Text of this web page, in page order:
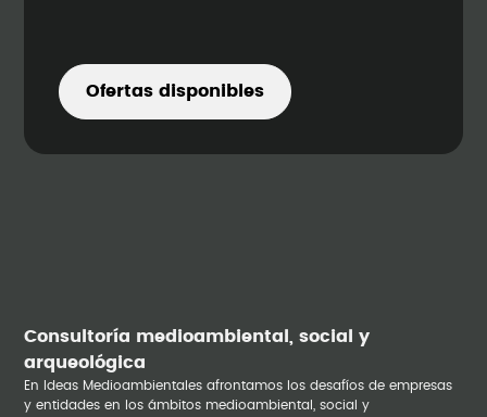
Ofertas disponibles
Consultoría medioambiental, social y
arqueológica
En Ideas Medioambientales afrontamos los desafíos de empresas
y entidades en los ámbitos medioambiental, social y